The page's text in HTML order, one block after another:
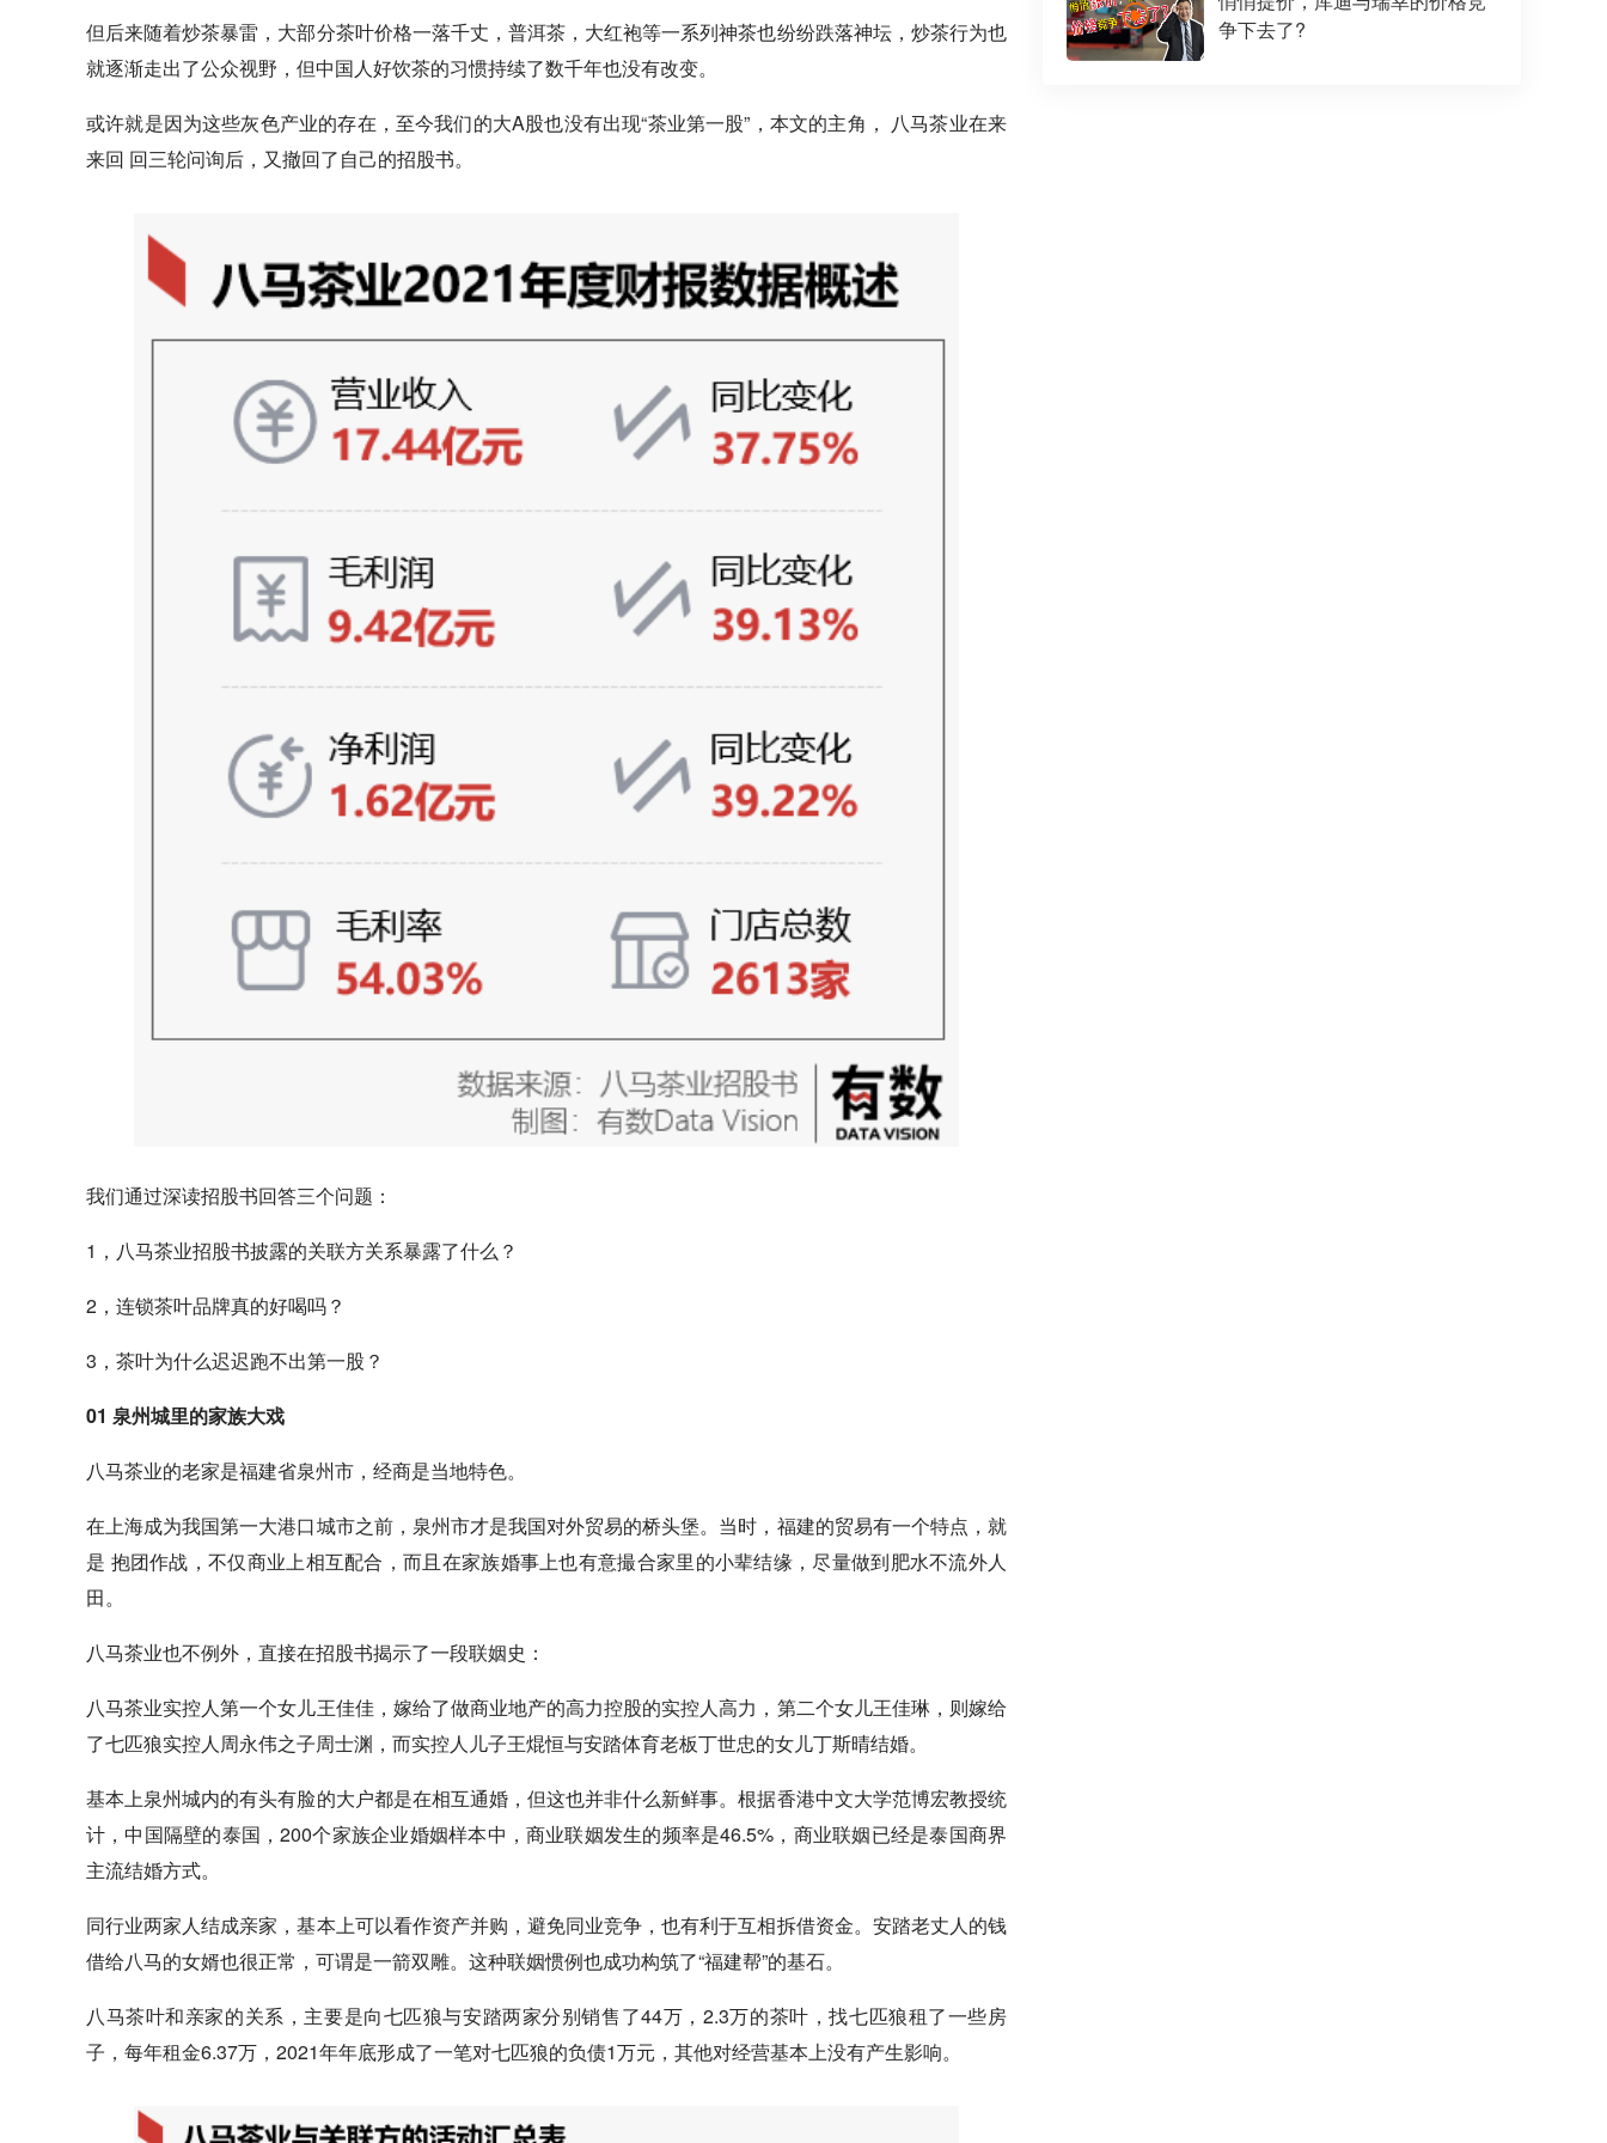
但后来随着炒茶暴雷，大部分茶叶价格一落千丈，普洱茶，大红袍等一系列神茶也纷纷跌落神坛，炒茶行为也
就逐渐走出了公众视野，但中国人好饮茶的习惯持续了数千年也没有改变。
或许就是因为这些灰色产业的存在，至今我们的大A股也没有出现“茶业第一股”，本文的主角， 八马茶业在来
来回 回三轮问询后，又撤回了自己的招股书。
我们通过深读招股书回答三个问题：
1，八马茶业招股书披露的关联方关系暴露了什么？
2，连锁茶叶品牌真的好喝吗？
3，茶叶为什么迟迟跑不出第一股？
01 泉州城里的家族大戏
八马茶业的老家是福建省泉州市，经商是当地特色。
在上海成为我国第一大港口城市之前，泉州市才是我国对外贸易的桥头堡。当时，福建的贸易有一个特点，就
是 抱团作战，不仅商业上相互配合，而且在家族婚事上也有意撮合家里的小辈结缘，尽量做到肥水不流外人
田。
八马茶业也不例外，直接在招股书揭示了一段联姻史：
八马茶业实控人第一个女儿王佳佳，嫁给了做商业地产的高力控股的实控人高力，第二个女儿王佳琳，则嫁给
了七匹狼实控人周永伟之子周士渊，而实控人儿子王焜恒与安踏体育老板丁世忠的女儿丁斯晴结婚。
基本上泉州城内的有头有脸的大户都是在相互通婚，但这也并非什么新鲜事。根据香港中文大学范博宏教授统
计，中国隔壁的泰国，200个家族企业婚姻样本中，商业联姻发生的频率是46.5%，商业联姻已经是泰国商界
主流结婚方式。
同行业两家人结成亲家，基本上可以看作资产并购，避免同业竞争，也有利于互相拆借资金。安踏老丈人的钱
借给八马的女婿也很正常，可谓是一箭双雕。这种联姻惯例也成功构筑了“福建帮”的基石。
八马茶叶和亲家的关系，主要是向七匹狼与安踏两家分别销售了44万，2.3万的茶叶，找七匹狼租了一些房
子，每年租金6.37万，2021年年底形成了一笔对七匹狼的负债1万元，其他对经营基本上没有产生影响。
争下去了?